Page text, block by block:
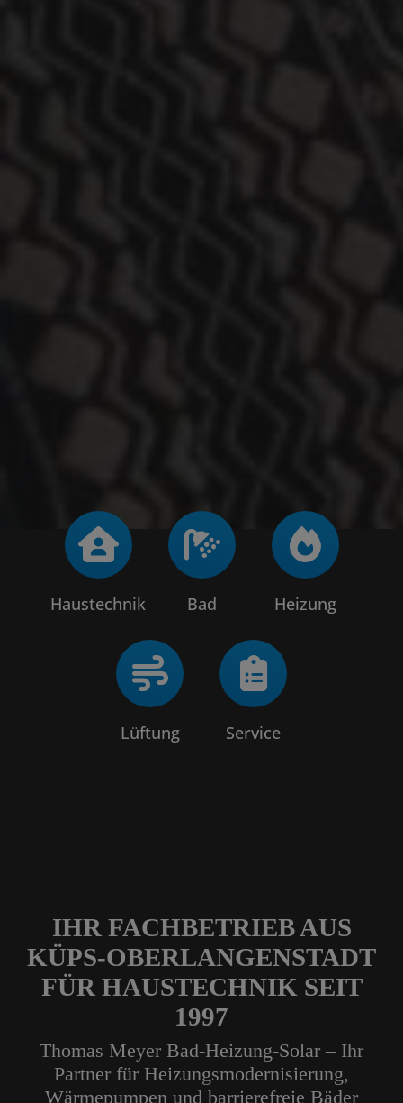
Haustechnik Bad Heizung
Lüftung Service
IHR FACHBETRIEB AUS
KÜPS-OBERLANGENSTADT
FÜR HAUSTECHNIK SEIT
1997
Thomas Meyer Bad-Heizung-Solar – Ihr
Partner für Heizungsmodernisierung,
Wärmepumpen und barrierefreie Bäder